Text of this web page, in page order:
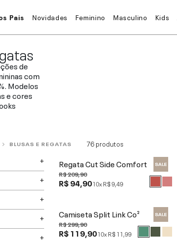
Pais Novidades Feminino Masculino Kids
de
com
Modelos
e cores
BLUSAS E REGATAS 76 produtos
Regata Cut Side Comfort
R$ 209,90
R$ 94,9010xR$ 9,49
Camiseta Split Link Co²
R$ 299,90
R$ 119,9010xR$ 11,99